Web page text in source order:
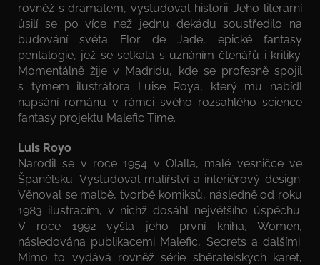
rovněž s dramatem, vystudoval historii. Jeho literární
úsilí se po více než jednu dekádu soustředilo na
budování světa Flor de Jade, epické fantasy
pentalogie, jež se setkala s uznáním čtenářů i kritiky.
Momentálně žije v Madridu, kde se profesně spojil
s týmem ilustrátora Luise Roya, který mu nabídl
napsání románu v rámci svého rozsáhlého science
fantasy projektu Malefic Time.
Luis Royo
Narodil se v roce 1954 v Olalla, malé vesničce ve
Španělsku. Vystudoval malířství a interiérový design.
Věnoval se malbě, tvorbě komiksů, následně od roku
1983 ilustracím, v nichž dosáhl největšího úspěchu.
V roce 1992 vyšla jeho první kniha, Women,
následována publikacemi Malefic, Secrets a dalšími.
Mimo to vydává rovněž série sběratelských karet,